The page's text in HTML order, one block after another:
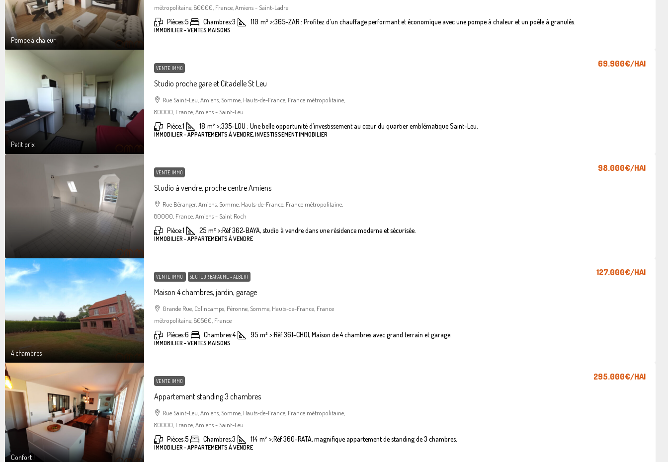
Pompe à chaleur
métropolitaine, 80000, France, Amiens - Saint-Ladre
Pièces:5 Chambres:3 110 m² >:365-ZAR : Profitez d'un chauffage performant et économique avec une pompe à chaleur et un poêle à granulés.
IMMOBILIER - VENTES MAISONS
Petit prix
VENTE IMMO
Studio proche gare et Citadelle St Leu
69.900€/HAI
Rue Saint-Leu, Amiens, Somme, Hauts-de-France, France métropolitaine,
80000, France, Amiens - Saint-Leu
Pièce:1 18 m² >:335-LOU : Une belle opportunité d’investissement au cœur du quartier emblématique Saint-Leu.
IMMOBILIER - APPARTEMENTS À VENDRE, INVESTISSEMENT IMMOBILIER
VENTE IMMO
Studio à vendre, proche centre Amiens
98.000€/HAI
Rue Béranger, Amiens, Somme, Hauts-de-France, France métropolitaine,
80000, France, Amiens - Saint Roch
Pièce:1 25 m² >:Réf 362-BAYA, studio à vendre dans une résidence moderne et sécurisée.
IMMOBILIER - APPARTEMENTS À VENDRE
4 chambres
VENTE IMMO SECTEUR BAPAUME - ALBERT
Maison 4 chambres, jardin, garage
127.000€/HAI
Grande Rue, Colincamps, Péronne, Somme, Hauts-de-France, France
métropolitaine, 80560, France
Pièces:6 Chambres:4 95 m² >:Réf 361-CHOI, Maison de 4 chambres avec grand terrain et garage.
IMMOBILIER - VENTES MAISONS
Confort !
VENTE IMMO
Appartement standing 3 chambres
295.000€/HAI
Rue Saint-Leu, Amiens, Somme, Hauts-de-France, France métropolitaine,
80000, France, Amiens - Saint-Leu
Pièces:5 Chambres:3 114 m² >:Réf 360-RATA, magnifique appartement de standing de 3 chambres.
IMMOBILIER - APPARTEMENTS À VENDRE